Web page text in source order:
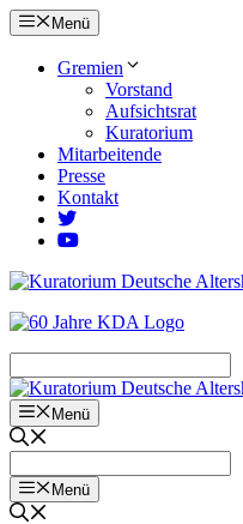
Zum
Inhalt
springen
Menü
Gremien
Vorstand
Aufsichtsrat
Kuratorium
Mitarbeitende
Presse
Kontakt
Menü
Menü